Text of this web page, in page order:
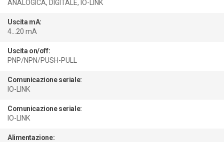
ANALOGICA, DIGITALE, IO-LINK
Uscita mA:
4...20 mA
Uscita on/off:
PNP/NPN/PUSH-PULL
Comunicazione seriale:
IO-LINK
Comunicazione seriale:
IO-LINK
Alimentazione: